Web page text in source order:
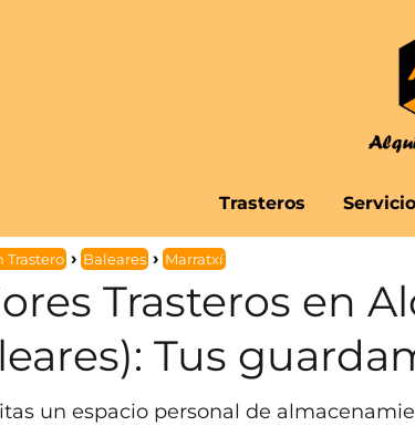
Trasteros
Trastero Baleares Marratxí
Trasteros en
Tus
un espacio personal de